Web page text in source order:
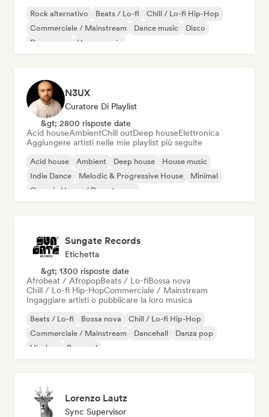
Rock alternativo Beats / Lo-fi
Chill / Lo-fi Hip-Hop
Commerciale / Mainstream
Dance music
Disco
Dream pop
House music
N3UX
Curatore Di Playlist
&gt; 2800 risposte date
Acid houseAmbientChill outDeep houseElettronica
Aggiungere artisti nelle mie playlist più seguite
Acid house Ambient Deep house
House music
Indie Dance
Melodic & Progressive House
Minimal
Organic House / Downtempo
Sungate Records
Etichetta
&gt; 1300 risposte date
Afrobeat / AfropopBeats / Lo-fiBossa nova
Chill / Lo-fi Hip-HopCommerciale / Mainstream
Ingaggiare artisti o pubblicare la loro musica
Beats / Lo-fi Bossa nova
Chill / Lo-fi Hip-Hop
Commerciale / Mainstream
Dancehall
Danza pop
Hip-hop
Pop soul
Lorenzo Lautz
Sync Supervisor